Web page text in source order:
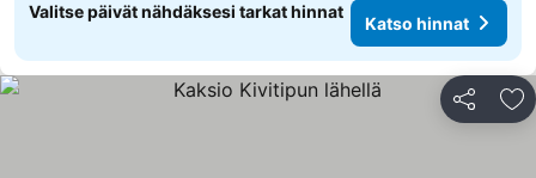
Valitse päivät nähdäksesi tarkat hinnat
Katso hinnat
Jaa